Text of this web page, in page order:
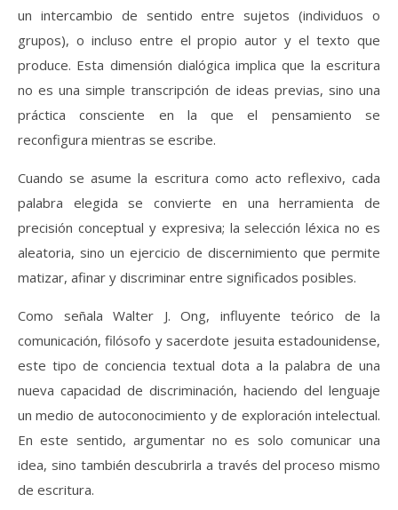
un intercambio de sentido entre sujetos (individuos o
grupos), o incluso entre el propio autor y el texto que
produce. Esta dimensión dialógica implica que la escritura
no es una simple transcripción de ideas previas, sino una
práctica consciente en la que el pensamiento se
reconfigura mientras se escribe.
Cuando se asume la escritura como acto reflexivo, cada
palabra elegida se convierte en una herramienta de
precisión conceptual y expresiva; la selección léxica no es
aleatoria, sino un ejercicio de discernimiento que permite
matizar, afinar y discriminar entre significados posibles.
Como señala Walter J. Ong, influyente teórico de la
comunicación, filósofo y sacerdote jesuita estadounidense,
este tipo de conciencia textual dota a la palabra de una
nueva capacidad de discriminación, haciendo del lenguaje
un medio de autoconocimiento y de exploración intelectual.
En este sentido, argumentar no es solo comunicar una
idea, sino también descubrirla a través del proceso mismo
de escritura.